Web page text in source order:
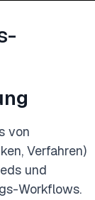
von
Verfahren)
und
Workflows.